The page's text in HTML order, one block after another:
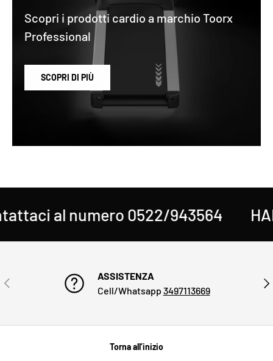
Scopri i prodotti cardio a marchio Toorx
Professional
SCOPRI DI PIÙ
al numero 0522/943564
INDIETRO
ASSISTENZA
Cell/Whatsapp 3497113669
Torna all’inizio